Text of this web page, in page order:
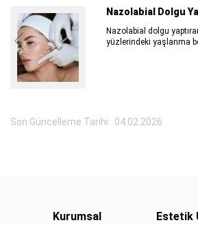
Nazolabial Dolgu
Nazolabial dolgu
yüzlerindeki yaşlanma
Son Güncelleme Tarihi : 04.02.2026
Kurumsal Estetik